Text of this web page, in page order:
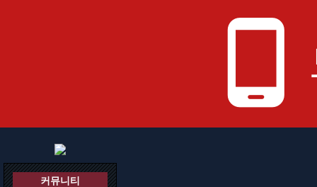
phone_android
커뮤니티